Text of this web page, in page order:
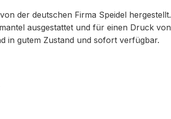
der deutschen Firma Speidel hergestellt.
ausgestattet und für einen Druck von
in gutem Zustand und sofort verfügbar.